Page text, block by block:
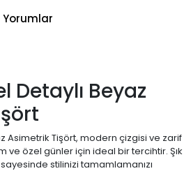
Yorumlar
Detaylı Beyaz
Asimetrik Tişört, modern çizgisi ve zarif
ve özel günler için ideal bir tercihtir. Şık
stilinizi tamamlamanızı